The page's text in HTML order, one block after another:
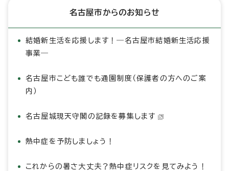
名古屋市からのお知らせ
結婚新生活を応援します！―名古屋市結婚新生活応援
事業―
名古屋市こども誰でも通園制度（保護者の方へのご案
内）
名古屋城現天守閣の記録を募集します
熱中症を予防しましょう！
これからの暑さ大丈夫？熱中症リスクを見てみよう！